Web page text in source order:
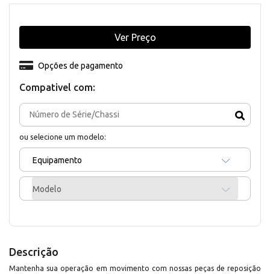
Compativel com:
ou selecione um modelo:
Equipamento
Modelo
Opções de pagamento
Ver Preço
Descrição
Mantenha sua operação em movimento com nossas peças de reposição